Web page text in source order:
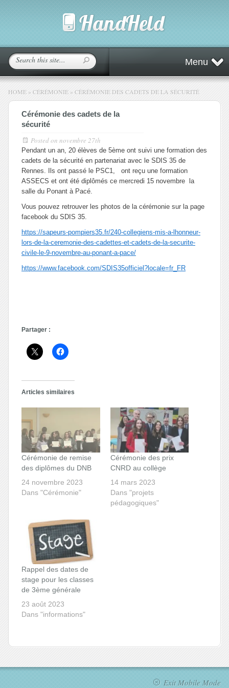
Menu
HOME » CÉRÉMONIE » CÉRÉMONIE DES CADETS DE LA SÉCURITÉ
Cérémonie des cadets de la
sécurité
Posted on novembre 27th
Pendant un an, 20 élèves de 5ème ont suivi une formation des
cadets de la sécurité en partenariat avec le SDIS 35 de
Rennes. Ils ont passé le PSC1, ont reçu une formation
ASSECS et ont été diplômés ce mercredi 15 novembre la
salle du Ponant à Pacé.
Vous pouvez retrouver les photos de la cérémonie sur la page
facebook du SDIS 35.
https://sapeurs-pompiers35.fr/240-collegiens-mis-a-lhonneur-
lors-de-la-ceremonie-des-cadettes-et-cadets-de-la-securite-
civile-le-9-novembre-au-ponant-a-pace/
https://www.facebook.com/SDIS35officiel?locale=fr_FR
Partager :
Articles similaires
Cérémonie de remise
des diplômes du DNB
24 novembre 2023
Dans "Cérémonie"
Cérémonie des prix
CNRD au collège
14 mars 2023
Dans "projets
pédagogiques"
Rappel des dates de
stage pour les classes
de 3ème générale
23 août 2023
Dans "informations"
Exit Mobile Mode